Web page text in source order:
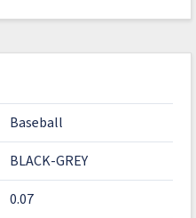
Baseball
BLACK-GREY
0.07